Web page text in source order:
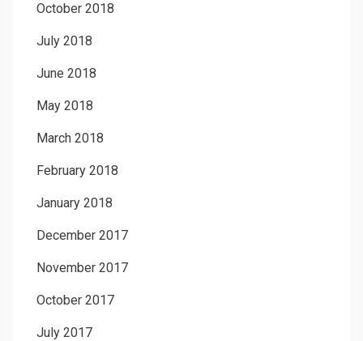
October 2018
July 2018
June 2018
May 2018
March 2018
February 2018
January 2018
December 2017
November 2017
October 2017
July 2017